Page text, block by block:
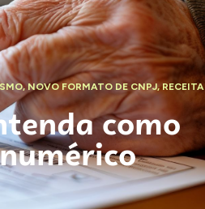
,NOVO FORMATO DE CNPJ,RECEITA
como